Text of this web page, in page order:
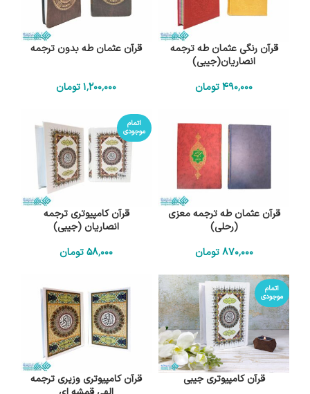
قرآن رنگی عثمان طه ترجمه
انصاریان(جیبی)
490٬000تومان
قرآن عثمان طه بدون ترجمه
1٬200٬000تومان
قرآن عثمان طه ترجمه معزی
(رحلی)
870٬000 تومان
اتمام
موجودی
قرآن کامپیوتری ترجمه
انصاریان (جیبی)
58٬000تومان
اتمام
موجودی
قرآن کامپیوتری جیبی
قرآن کامپیوتری وزیری ترجمه